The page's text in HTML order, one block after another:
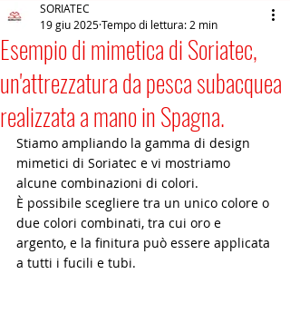
Esempio di mimetica di Soriatec,
un'attrezzatura da pesca subacquea
realizzata a mano in Spagna.
SORIATEC
19 giu 2025Tempo di lettura: 2 min
Stiamo ampliando la gamma di design
mimetici di Soriatec e vi mostriamo
alcune combinazioni di colori.
È possibile scegliere tra un unico colore o
due colori combinati, tra cui oro e
argento, e la finitura può essere applicata
a tutti i fucili e tubi.